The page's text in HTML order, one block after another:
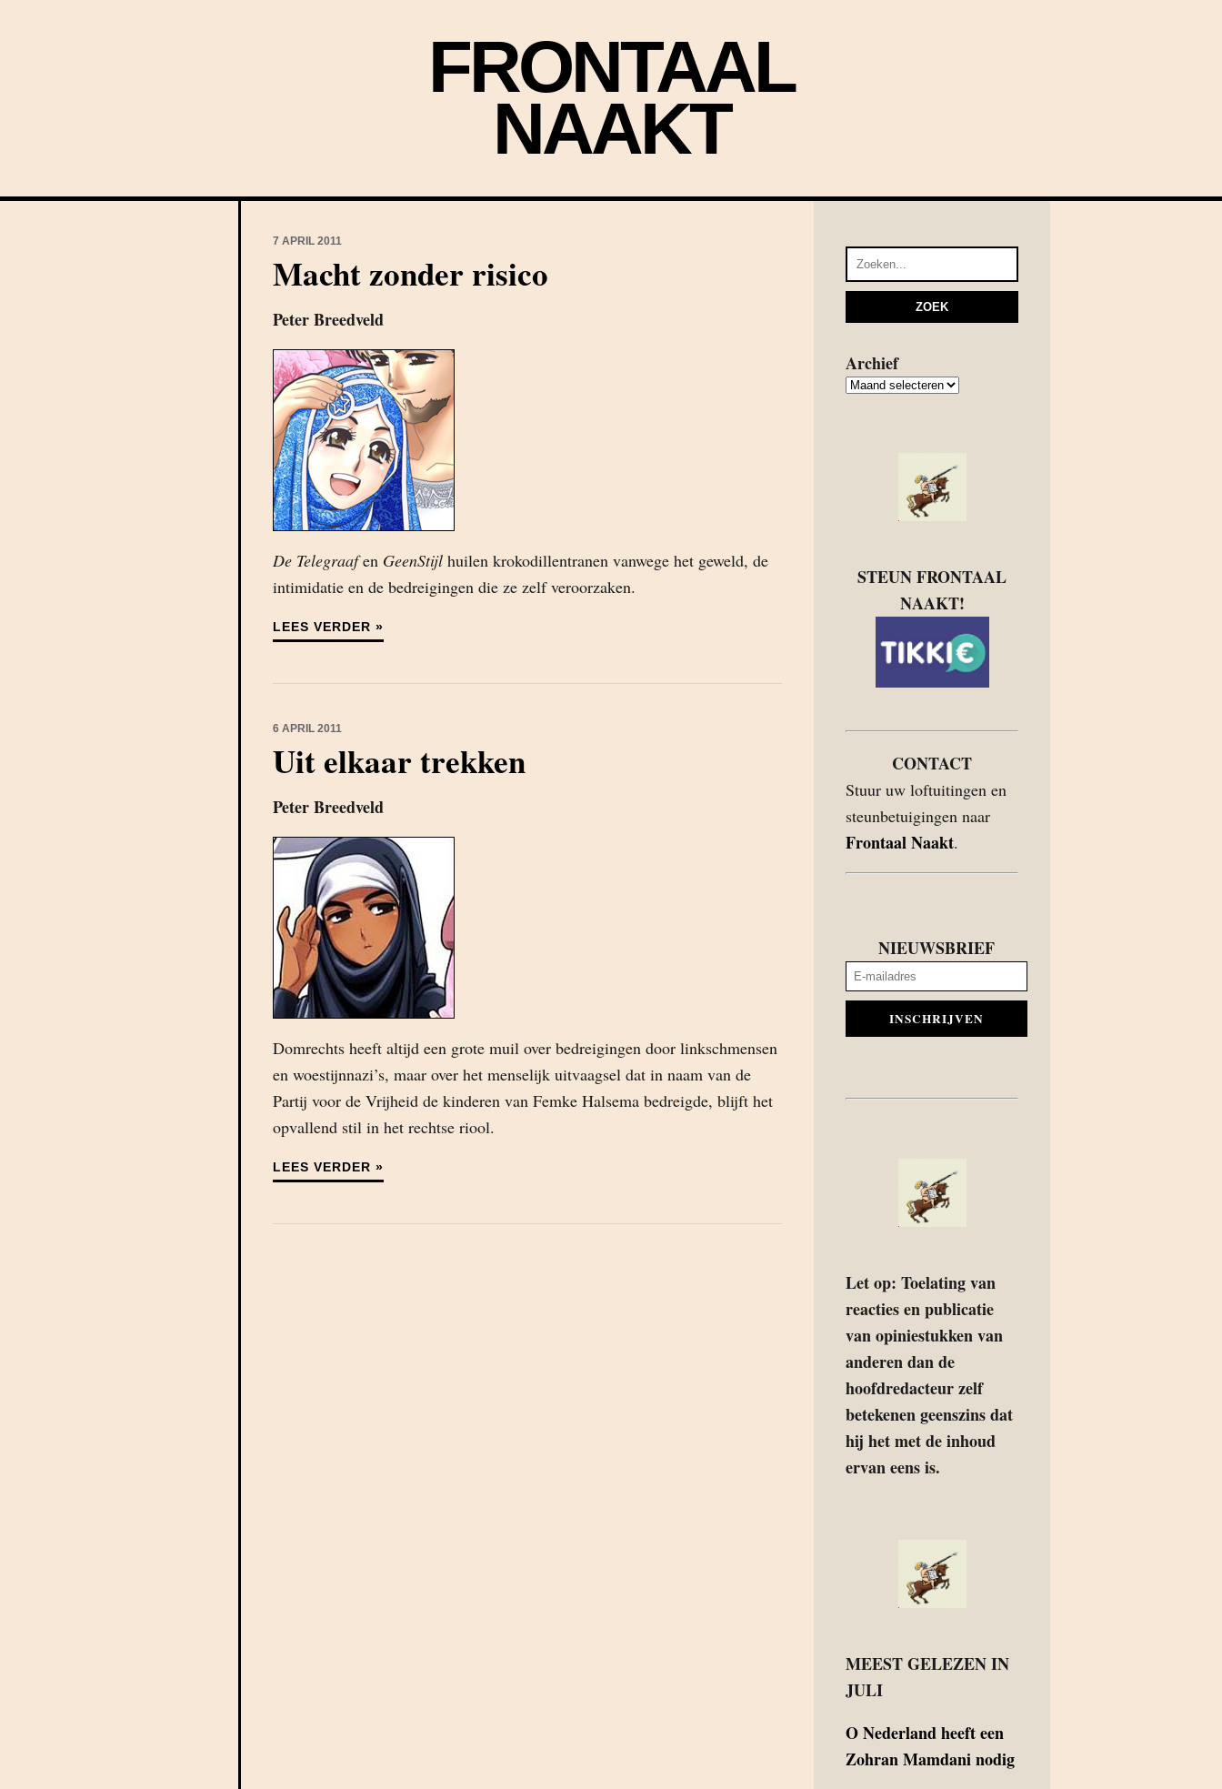
FRONTAAL
NAAKT
7 APRIL 2011
Macht zonder risico
Peter Breedveld
De Telegraafen GeenStijl huilen krokodillentranen vanwege het geweld, de
intimidatie en de bedreigingen die ze zelf veroorzaken.
LEES VERDER »
6 APRIL 2011
Uit elkaar trekken
Peter Breedveld
Domrechts heeft altijd een grote muil over bedreigingen door linkschmensen
en woestijnnazi’s, maar over het menselijk uitvaagsel dat in naam van de
Partij voor de Vrijheid de kinderen van Femke Halsema bedreigde, blijft het
opvallend stil in het rechtse riool.
LEES VERDER »
Archief
Archief
STEUN FRONTAAL
NAAKT!
CONTACT
Stuur uw loftuitingen en
steunbetuigingen naar
Frontaal Naakt.
NIEUWSBRIEF
INSCHRIJVEN
Let op: Toelating van
reacties en publicatie
van opiniestukken van
anderen dan de
hoofdredacteur zelf
betekenen geenszins dat
hij het met de inhoud
ervan eens is.
MEEST GELEZEN IN
JULI
ONederland heeft een
Zohran Mamdani nodig